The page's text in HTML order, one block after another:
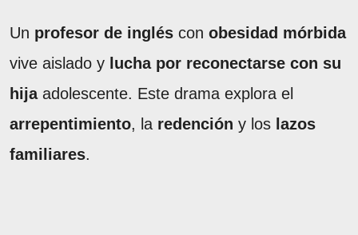
Un profesor de inglés con obesidad mórbida
vive aislado y lucha por reconectarse con su
hija adolescente. Este drama explora el
arrepentimiento, la redención y los lazos
familiares.